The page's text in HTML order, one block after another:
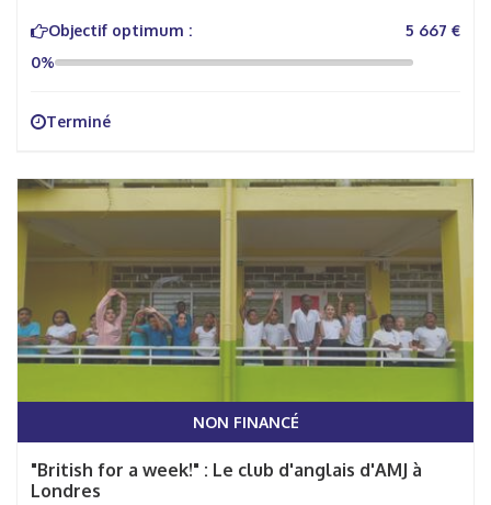
Objectif optimum :
5 667 €
0%
Terminé
NON FINANCÉ
"British for a week!" : Le club d'anglais d'AMJ à
Londres